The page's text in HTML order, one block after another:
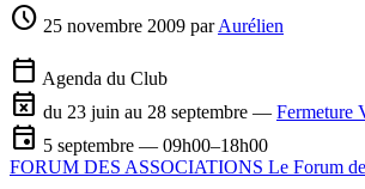
schedule 25 novembre 2009 parAurélien
calendar_today Agenda du Club
event_busy du 23 juin au 28 septembre — Fermeture
event 5 septembre — 09h00–18h00
FORUM DES ASSOCIATIONS Le Forum